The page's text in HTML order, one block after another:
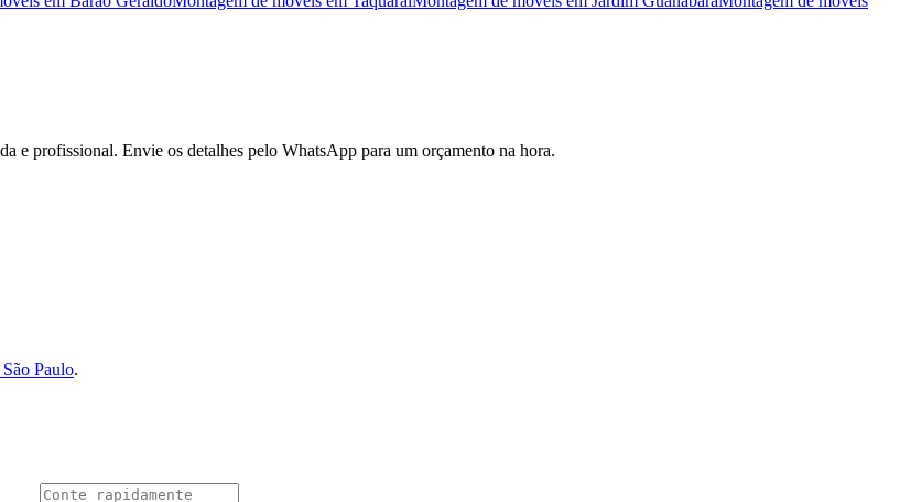
e profissional. Envie os detalhes pelo WhatsApp para um orçamento na hora.
Paulo.